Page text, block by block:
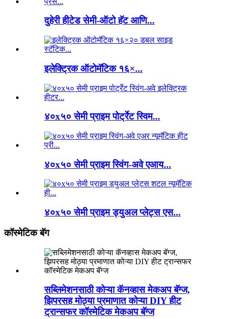
दुहेरी हीटेड सेमी-ऑटो हॅट आणि...
इलेक्ट्रिक ऑटोमॅटिक १६×...
४०x५० सेमी प्राइम पोर्ट्रेट स्विम...
४०x५० सेमी प्राइम स्विंग-अवे एआय...
४०x५० सेमी प्राइम ड्युअल प्लेट्स एस...
कॉस्मेटिक बॅग
सब्लिमेशनसाठी कोऱ्या कॅनव्हास मेकअप बॅग्ज,
झिपरसह मोठ्या प्रमाणात कोऱ्या DIY हीट
ट्रान्सफर कॉस्मेटिक मेकअप बॅग्ज